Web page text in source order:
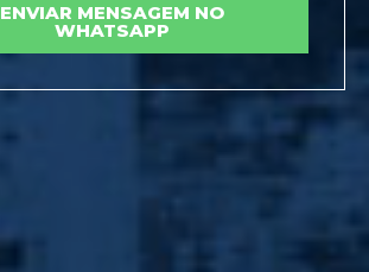
ENVIAR MENSAGEM NO
WHATSAPP